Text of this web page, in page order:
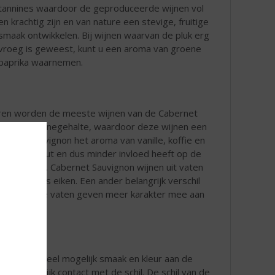
waardoor de geproduceerde wijnen vol
krachtig zijn en van nature een stevige, fruitige
ontwikkelen. Bij wijnen waarvan de pluk erg
is geweest, kunt u een aroma van groene
waarnemen.
worden de meeste wijnen van de Cabernet
het tanninegehalte, waardoor deze wijnen een
Sauvignon het aroma van vanille, koffie en
het hout en dus minder invloed heeft op de
eikenhout. Cabernet Sauvignon wijnen uit vaten
van Frans eiken. Een ander belangrijk verschil
nieuwe vaten geven meer karakter mee aan
Om zoveel mogelijk smaak en kleur aan de
mogelijk contact met de schil. De schil van de